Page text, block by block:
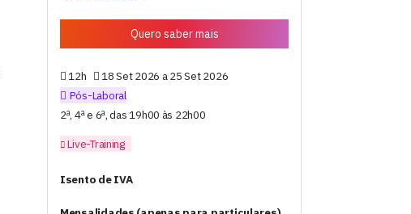
Quero saber mais
12h
18 Set 2026 a 25 Set 2026
Pós-Laboral
2ª, 4ª e 6ª, das 19h00 às 22h00
Live-Training
Isento de IVA